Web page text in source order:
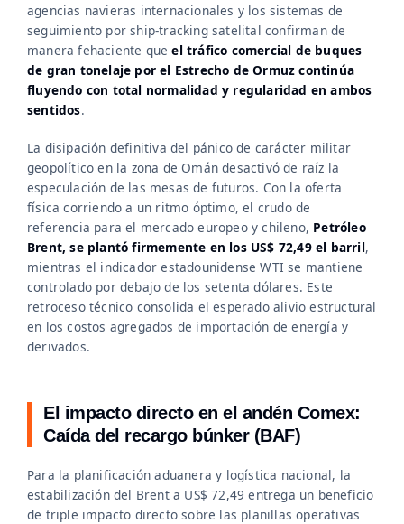
agencias navieras internacionales y los sistemas de
seguimiento por ship-tracking satelital confirman de
manera fehaciente queel tráfico comercial de buques
de gran tonelaje por el Estrecho de Ormuz continúa
fluyendo con total normalidad y regularidad en ambos
sentidos.
La disipación definitiva del pánico de carácter militar
geopolítico en la zona de Omán desactivó de raíz la
especulación de las mesas de futuros. Con la oferta
física corriendo a un ritmo óptimo, el crudo de
referencia para el mercado europeo y chileno, Petróleo
Brent, se plantó firmemente en los US$ 72,49 el barril,
mientras el indicador estadounidense WTI se mantiene
controlado por debajo de los setenta dólares. Este
retroceso técnico consolida el esperado alivio estructural
en los costos agregados de importación de energía y
derivados.
El impacto directo en el andén Comex:
Caída del recargo búnker (BAF)
Para la planificación aduanera y logística nacional, la
estabilización del Brent a US$ 72,49 entrega un beneficio
de triple impacto directo sobre las planillas operativas